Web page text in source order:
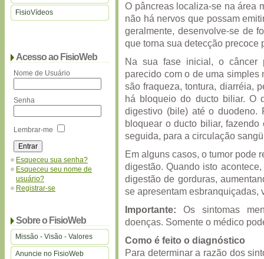
FisioVídeos
Acesso ao FisioWeb
Nome de Usuário
Senha
Lembrar-me
Esqueceu sua senha?
Esqueceu seu nome de
usuário?
Registrar-se
Sobre o FisioWeb
Missão - Visão - Valores
Anuncie no FisioWeb
O pâncreas localiza-se na área
não há nervos que possam
geralmente, desenvolve-se de
que torna sua detecção precoce
Na sua fase inicial, o câncer
parecido com o de uma simples
são fraqueza, tontura, diarréia,
há bloqueio do ducto biliar. O
digestivo (bile) até o duodeno.
bloquear o ducto biliar,
seguida, para a circulação
Em alguns casos, o tumor pode
digestão. Quando isto
digestão de gorduras,
se apresentam esbranquiçadas,
Importante: Os sintomas
doenças. Somente o médico
Como é feito o diagnóstico
Para determinar a razão dos